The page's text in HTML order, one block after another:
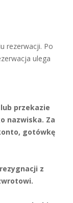
rezerwacji. Po
ulega
przekazie
nazwiska. Za
gotówkę
z